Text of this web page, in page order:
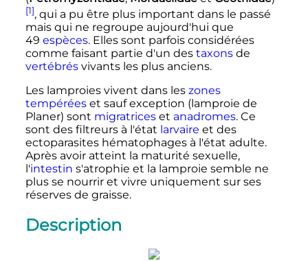
[1], qui a pu être plus important dans le passé
mais qui ne regroupe aujourd'hui que
49 espèces. Elles sont parfois considérées
comme faisant partie d'un des taxonsde
vertébrésvivants les plus anciens.
Les lamproies vivent dans les zones
tempéréeset sauf exception (lamproie de
Planer) sont migratriceset anadromes. Ce
sont des filtreurs à l'état larvaire et des
ectoparasites hématophages à l'état adulte.
Après avoir atteint la maturité sexuelle,
l'intestin s'atrophie et la lamproie semble ne
plus se nourrir et vivre uniquement sur ses
réserves de graisse.
Description